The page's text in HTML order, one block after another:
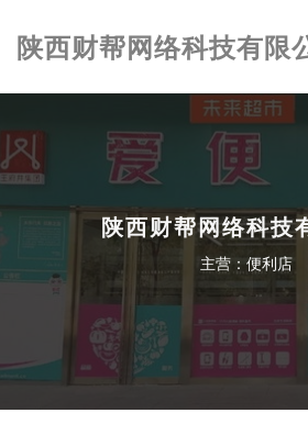
陕西财帮网络科技有限
陕西财帮网络科技
主营：便利店